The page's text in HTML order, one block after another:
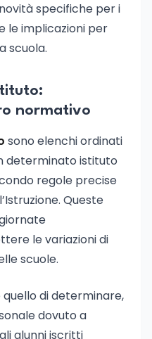
specifiche per i
le implicazioni per
scuola.
normativo
sono elenchi ordinati
determinato istituto
regole precise
Queste
le variazioni di
scuole.
di determinare,
dovuto a
alunni iscritti